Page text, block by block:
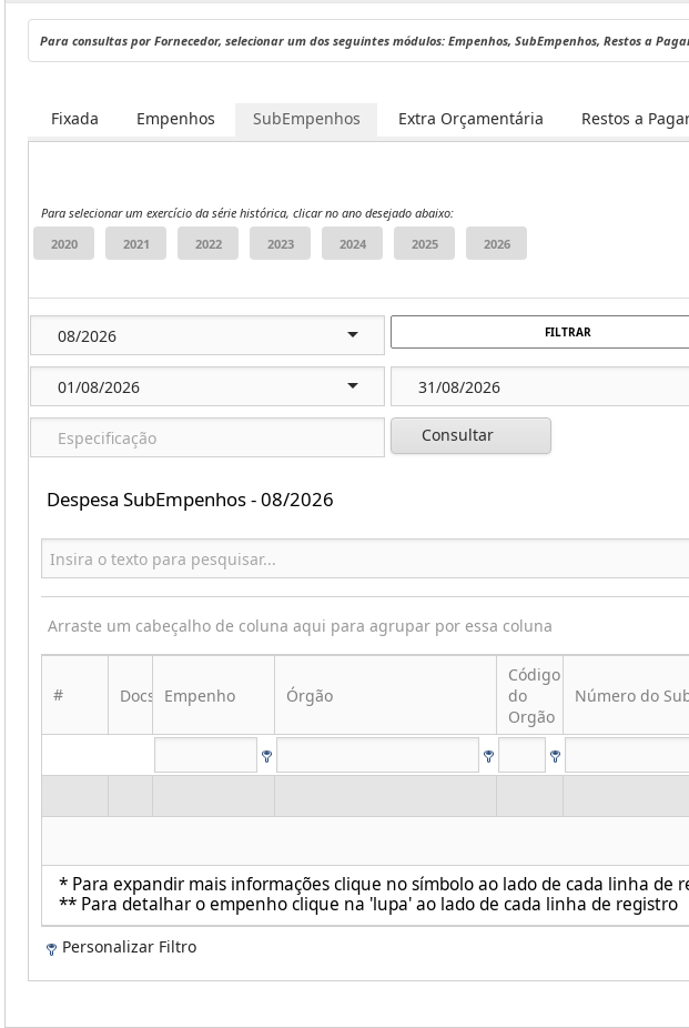
Para consultas por Fornecedor, selecionar um dos seguintes módulos: Empenhos, SubEmpenhos, Restos a
Fixada Empenhos SubEmpenhos Extra Orçamentária Restos a
Para selecionar um exercício da série histórica, clicar no ano desejado abaixo:
FILTRAR
Consultar
Despesa SubEmpenhos - 08/2026
Arraste um cabeçalho de coluna aqui para agrupar por essa coluna
* Para expandir mais informações clique no símbolo ao lado de cada linha de
** Para detalhar o empenho clique na 'lupa' ao lado de cada linha de registro
# Docs Empenho Órgão
Código
do
Orgão
Número do
Personalizar Filtro